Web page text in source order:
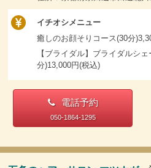
イチオシメニュー
癒しのお顔そりコース(30分
【ブライダル】ブライダルシ
分)13,000円(税込)
電話予約
050-1864-1295